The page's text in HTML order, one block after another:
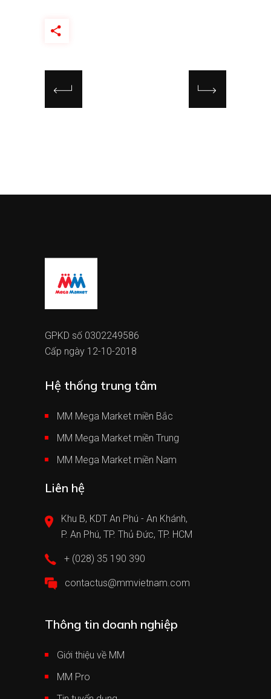
GPKD số 0302249586
Cấp ngày 12-10-2018
Hệ thống trung tâm
MM Mega Market miền Bắc
MM Mega Market miền Trung
MM Mega Market miền Nam
Liên hệ
Khu B, KDT An Phú - An Khánh,
P. An Phú, TP. Thủ Đức, TP. HCM
+ (028) 35 190 390
contactus@mmvietnam.com
Thông tin doanh nghiệp
Giới thiệu về MM
MM Pro